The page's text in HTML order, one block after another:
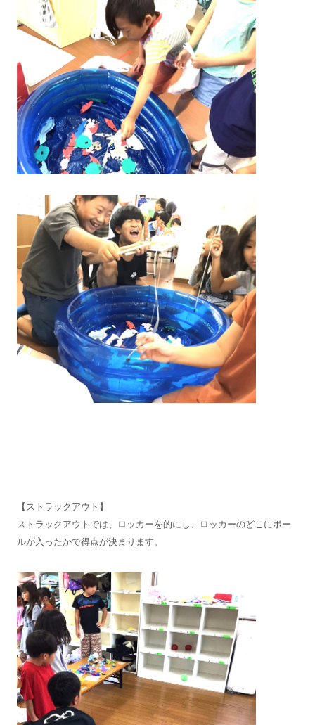
【ストラックアウト】
ストラックアウトでは、ロッカーを的にし、ロッカーのどこにボー
ルが入ったかで得点が決まります。